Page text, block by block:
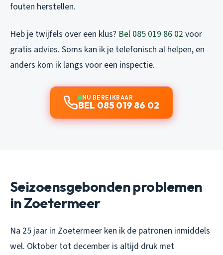
fouten herstellen.
Heb je twijfels over een klus? Bel 085 019 86 02 voor
gratis advies. Soms kan ik je telefonisch al helpen, en
anders kom ik langs voor een inspectie.
NU BEREIKBAAR
BEL 085 019 86 02
Seizoensgebonden problemen
in Zoetermeer
Na 25 jaar in Zoetermeer ken ik de patronen inmiddels
wel. Oktober tot december is altijd druk met